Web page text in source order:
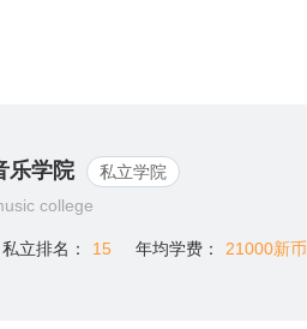
乐学院
私立学院
college
私立排名： 15 年均学费： 21000新币